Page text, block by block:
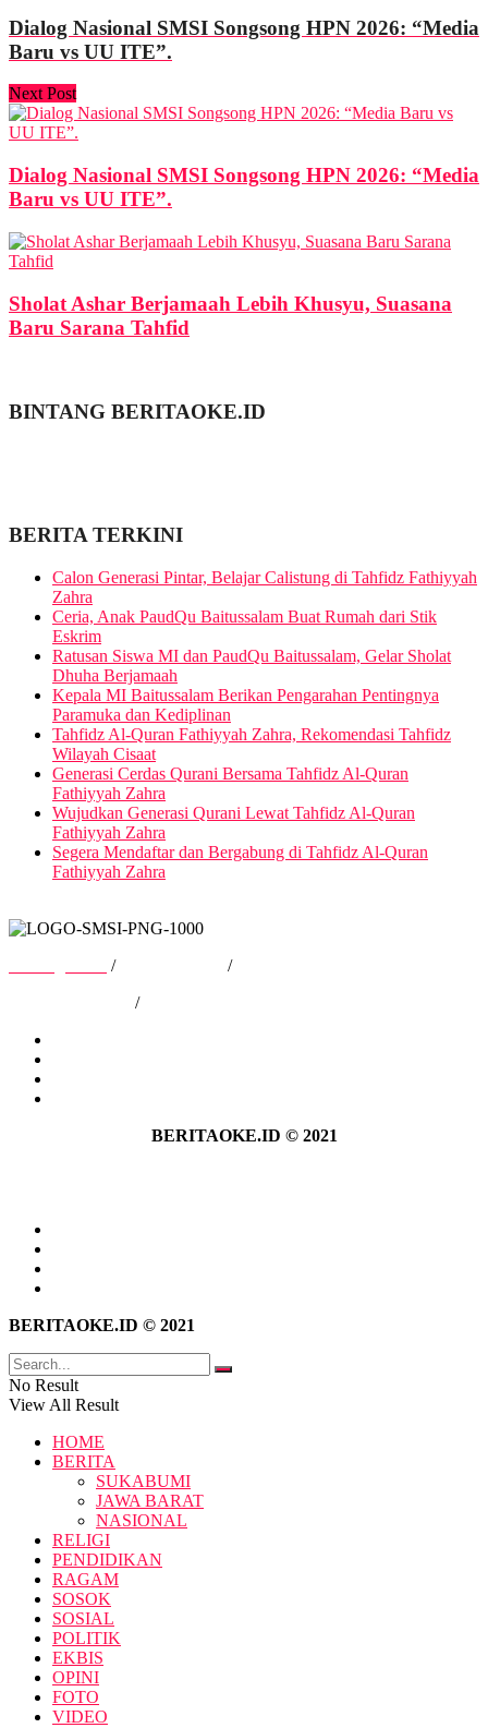
Dialog Nasional SMSI Songsong HPN 2026: “Media
Baru vs UU ITE”.
Next Post
Dialog Nasional SMSI Songsong HPN 2026: “Media
Baru vs UU ITE”.
Sholat Ashar Berjamaah Lebih Khusyu, Suasana
Baru Sarana Tahfid
BINTANG BERITAOKE.ID
BERITA TERKINI
Calon Generasi Pintar, Belajar Calistung di Tahfidz Fathiyyah
Zahra
Ceria, Anak PaudQu Baitussalam Buat Rumah dari Stik
Eskrim
Ratusan Siswa MI dan PaudQu Baitussalam, Gelar Sholat
Dhuha Berjamaah
Kepala MI Baitussalam Berikan Pengarahan Pentingnya
Paramuka dan Kediplinan
Tahfidz Al-Quran Fathiyyah Zahra, Rekomendasi Tahfidz
Wilayah Cisaat
Generasi Cerdas Qurani Bersama Tahfidz Al-Quran
Fathiyyah Zahra
Wujudkan Generasi Qurani Lewat Tahfidz Al-Quran
Fathiyyah Zahra
Segera Mendaftar dan Bergabung di Tahfidz Al-Quran
Fathiyyah Zahra
/
/
/
BERITAOKE.ID © 2021
BERITAOKE.ID © 2021
No Result
View All Result
HOME
BERITA
SUKABUMI
JAWA BARAT
NASIONAL
RELIGI
PENDIDIKAN
RAGAM
SOSOK
SOSIAL
POLITIK
EKBIS
OPINI
FOTO
VIDEO